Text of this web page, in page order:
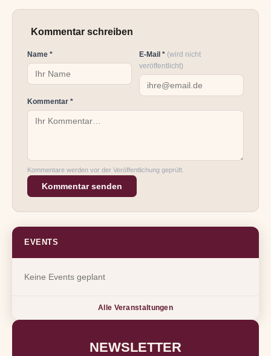
Kommentar schreiben
Name * E-Mail * (wird nicht
veröffentlicht)
Kommentar *
Kommentare werden vor der Veröffentlichung geprüft.
Kommentar senden
EVENTS
Keine Events geplant
Alle Veranstaltungen
NEWSLETTER